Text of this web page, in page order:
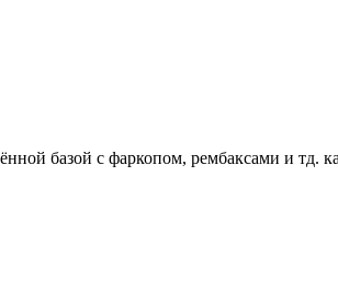
базой с фаркопом, рембаксами и тд.